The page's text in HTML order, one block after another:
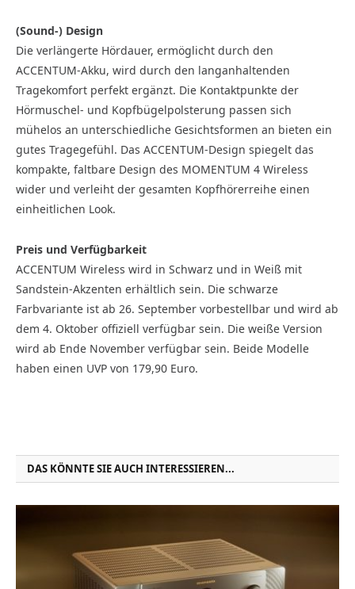
(Sound-) Design
Die verlängerte Hördauer, ermöglicht durch den
ACCENTUM-Akku, wird durch den langanhaltenden
Tragekomfort perfekt ergänzt. Die Kontaktpunkte der
Hörmuschel- und Kopfbügelpolsterung passen sich
mühelos an unterschiedliche Gesichtsformen an bieten ein
gutes Tragegefühl. Das ACCENTUM-Design spiegelt das
kompakte, faltbare Design des MOMENTUM 4 Wireless
wider und verleiht der gesamten Kopfhörerreihe einen
einheitlichen Look.
Preis und Verfügbarkeit
ACCENTUM Wireless wird in Schwarz und in Weiß mit
Sandstein-Akzenten erhältlich sein. Die schwarze
Farbvariante ist ab 26. September vorbestellbar und wird ab
dem 4. Oktober offiziell verfügbar sein. Die weiße Version
wird ab Ende November verfügbar sein. Beide Modelle
haben einen UVP von 179,90 Euro.
DAS KÖNNTE SIE AUCH INTERESSIEREN...